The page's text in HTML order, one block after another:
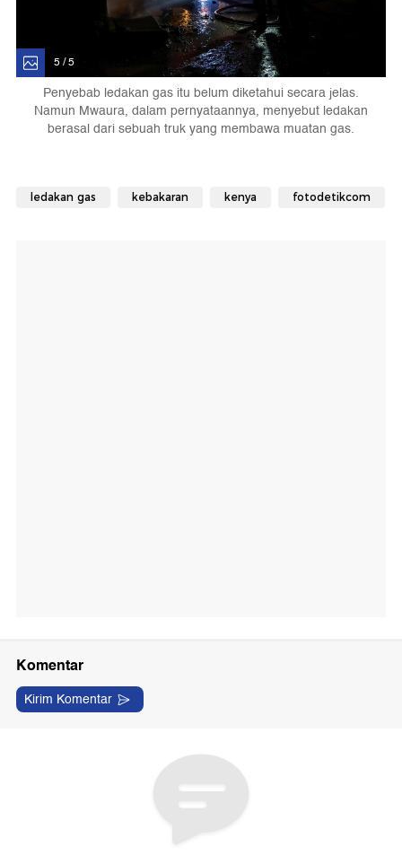
5 / 5
Penyebab ledakan gas itu belum diketahui secara jelas.
Namun Mwaura, dalam pernyataannya, menyebut ledakan
berasal dari sebuah truk yang membawa muatan gas.
ledakan gas kebakaran kenya fotodetikcom